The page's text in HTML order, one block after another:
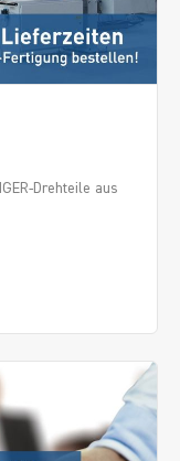
Drehteile aus